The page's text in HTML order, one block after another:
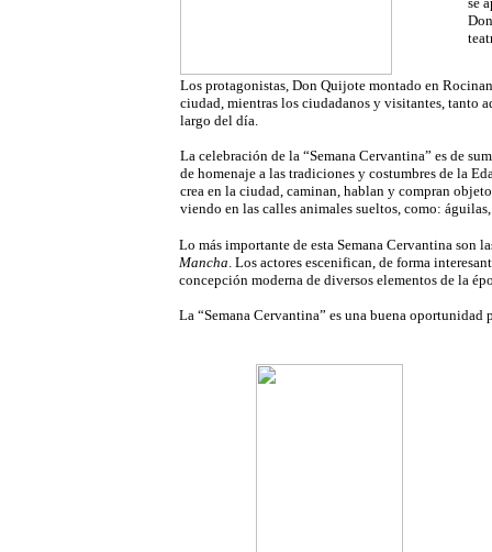
Los protagonistas, Don Quijote montado en
ciudad, mientras los ciudadanos y visitantes, tanto
largo del día.
La celebración de la “Semana Cervantina” es de
de homenaje a las tradiciones y costumbres de la
crea en la ciudad, caminan, hablan y compran
viendo en las calles animales sueltos, como:
Lo más importante de esta Semana Cervantina son
Mancha. Los actores escenifican, de forma
concepción moderna de diversos elementos de la
La “Semana Cervantina” es una buena